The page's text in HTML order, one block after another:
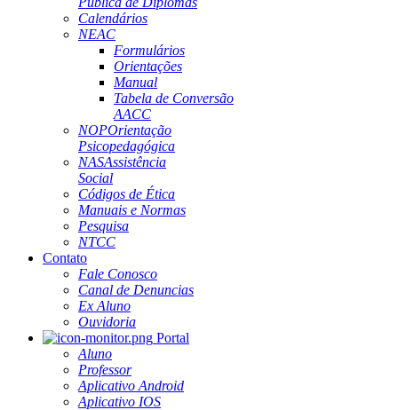
Calendários
NEAC
Formulários
Orientações
Manual
Tabela de Conversão
AACC
NOPOrientação
Psicopedagógica
NASAssistência
Social
Códigos de Ética
Manuais e Normas
Pesquisa
NTCC
Contato
Fale Conosco
Canal de Denuncias
Ex Aluno
Ouvidoria
Portal
Aluno
Professor
Aplicativo Android
Aplicativo IOS